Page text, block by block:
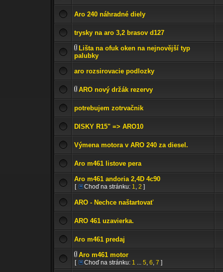
Aro 240 náhradné diely
trysky na aro 3,2 brasov d127
Lišta na ofuk oken na nejnovější typ
palubky
aro rozsirovacie podlozky
ARO nový držák rezervy
potrebujem zotrvačnik
DISKY R15" => ARO10
Výmena motora v ARO 240 za diesel.
Aro m461 listove pera
Aro m461 andoria 2,4D 4c90
[ Choď na stránku: 1, 2 ]
ARO - Nechce naštartovať
ARO 461 uzavierka.
Aro m461 predaj
Aro m461 motor
[ Choď na stránku: 1 ... 5, 6, 7 ]